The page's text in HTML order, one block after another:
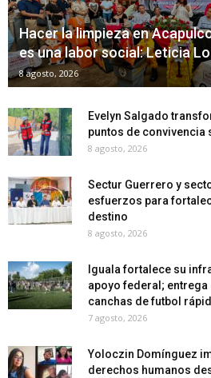
Hacer la limpieza en
es una labor social: Leticia
8 agosto, 2026
Evelyn Salgado
puntos de convivencia
8 agosto, 2026
Sectur Guerrero y
esfuerzos para
destino
8 agosto, 2026
Iguala fortalece su
apoyo federal; entrega
canchas de futbol
7 agosto, 2026
Yoloczin Domínguez
derechos humanos